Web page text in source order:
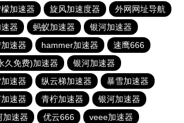
加速器 旋风加速度器
外网网址导航
器 蚂蚁加速器
银河加速器
速器 hammer加速器
速鹰666
久免费)加速器
银河加速器
速器 纵云梯加速器
暴雪加速器
速器 青柠加速器
银河加速器
加速器 优云666
veee加速器